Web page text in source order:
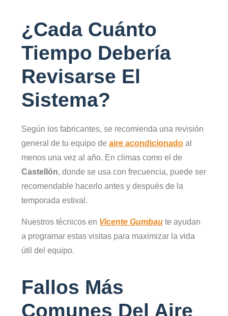
¿Cada Cuánto
Tiempo Debería
Revisarse El
Sistema?
Según los fabricantes, se recomienda una revisión
general de tu equipo de aire acondicionado al
menos una vez al año. En climas como el de
Castellón, donde se usa con frecuencia, puede ser
recomendable hacerlo antes y después de la
temporada estival.
Nuestros técnicos en Vicente Gumbau te ayudan
a programar estas visitas para maximizar la vida
útil del equipo.
Fallos Más
Comunes Del Aire